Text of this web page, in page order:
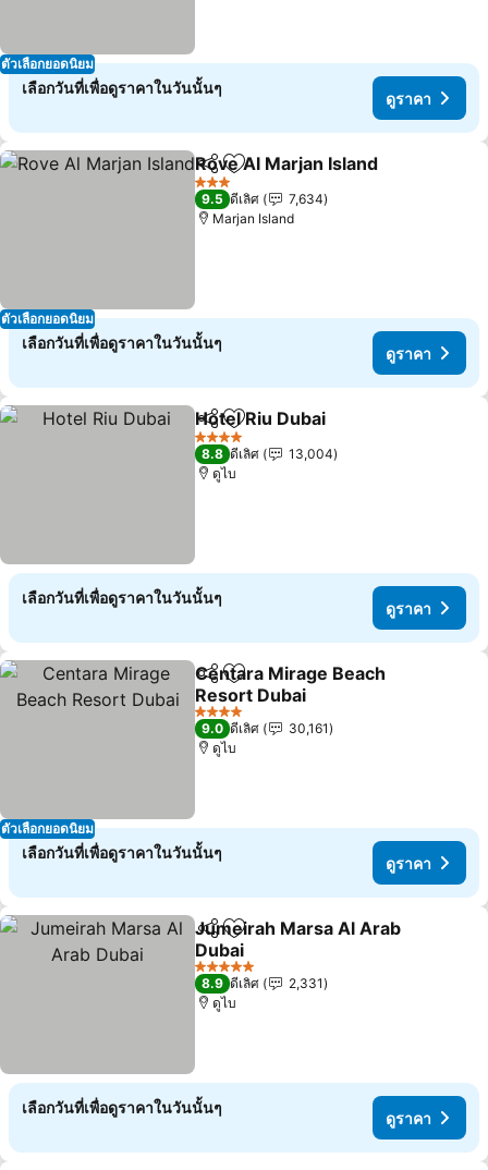
ตัวเลือกยอดนิยม
เลือกวันที่เพื่อดูราคาในวันนั้นๆ
ดูราคา
ตัวเลือกยอดนิยม
แชร์ เพิ่มในรายการโปรด
Rove Al Marjan Island
3 ดาว
9.5 ดีเลิศ
7,634
Marjan Island
เลือกวันที่เพื่อดูราคาในวันนั้นๆ
ดูราคา
แชร์ เพิ่มในรายการโปรด
Hotel Riu Dubai
4 ดาว
8.8 ดีเลิศ
13,004
ดูไบ
เลือกวันที่เพื่อดูราคาในวันนั้นๆ
ดูราคา
ตัวเลือกยอดนิยม
แชร์ เพิ่มในรายการโปรด
Centara Mirage Beach
Resort Dubai
ดูราคา
4 ดาว
9.0 ดีเลิศ
30,161
ดูไบ
เลือกวันที่เพื่อดูราคาในวันนั้นๆ
ดูราคา
แชร์ เพิ่มในรายการโปรด
Jumeirah Marsa Al Arab
Dubai
ดูราคา
5 ดาว
8.9 ดีเลิศ
2,331
ดูไบ
เลือกวันที่เพื่อดูราคาในวันนั้นๆ
ดูราคา